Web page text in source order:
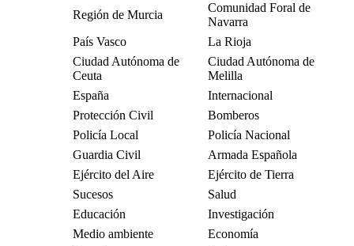
Región de Murcia
Comunidad Foral de
Navarra
País Vasco
La Rioja
Ciudad Autónoma de
Ceuta
Ciudad Autónoma de
Melilla
España
Internacional
Protección Civil
Bomberos
Policía Local
Policía Nacional
Guardia Civil
Armada Española
Ejército del Aire
Ejército de Tierra
Sucesos
Salud
Educación
Investigación
Medio ambiente
Economía